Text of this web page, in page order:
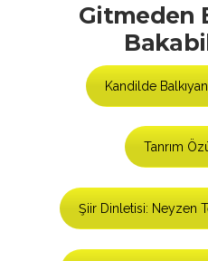
Gitmeden
Kandilde
Tanrım
Şiir Dinletisi: Neyzen